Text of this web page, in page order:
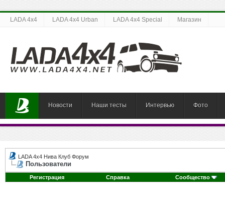
LADA 4x4 LADA 4x4 Urban LADA 4x4 Special Магазин
Новости Наши тесты Интервью Фото
LADA 4x4 Нива Клуб Форум
Пользователи
Регистрация Справка Сообщество